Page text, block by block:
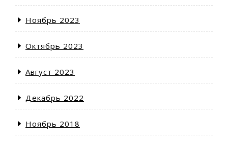
Ноябрь 2023
Октябрь 2023
Август 2023
Декабрь 2022
Ноябрь 2018